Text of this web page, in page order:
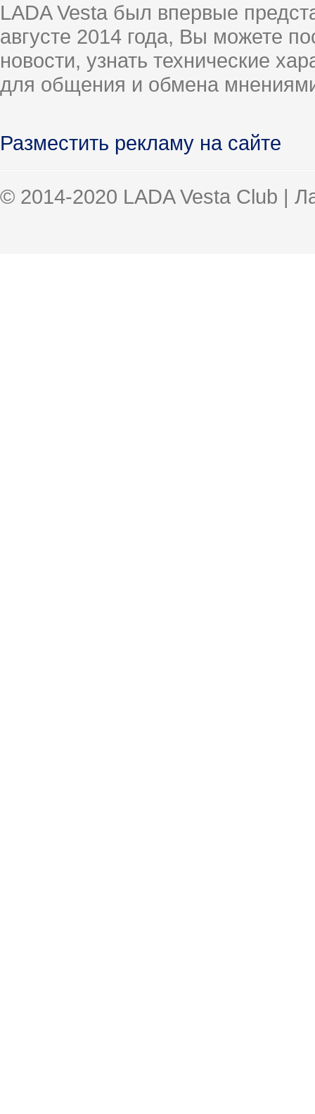
LADA Vesta был впервые
августе 2014 года, Вы можете
новости, узнать технические
для общения и обмена
Разместить рекламу на сайте
© 2014-2020 LADA Vesta Club |